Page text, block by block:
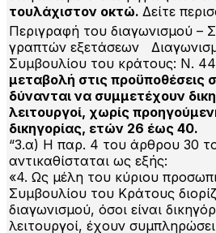
τουλάχιστον οκτώ. Δείτε
Περιγραφή του διαγωνισμού –
γραπτών εξετάσεων
Συμβουλίου του κράτους: Ν.
μεταβολή στις προϋποθέσεις
δύνανται να συμμετέχουν
λειτουργοί, χωρίς
δικηγορίας, ετών 26 έως 40.
“3.α) Η παρ. 4 του άρθρου 30
αντικαθίσταται ως εξής:
«4. Ως μέλη του κύριου
Συμβουλίου του Κράτους
διαγωνισμού, όσοι είναι
λειτουργοί, έχουν